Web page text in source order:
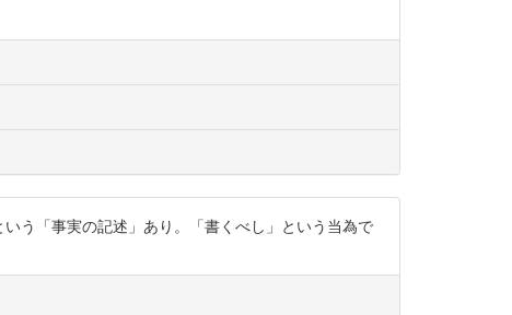
う「事実の記述」あり。「書くべし」という当為で